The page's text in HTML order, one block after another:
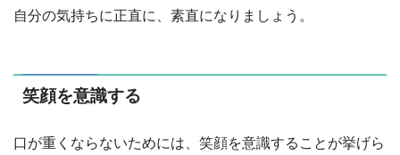
自分の気持ちに正直に、素直になりましょう。
笑顔を意識する
口が重くならないためには、笑顔を意識することが挙げら